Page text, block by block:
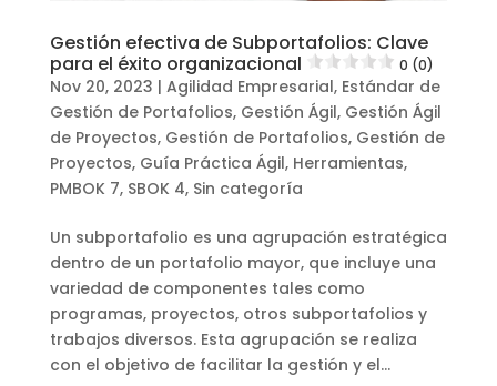
Gestión efectiva de Subportafolios: Clave
para el éxito organizacional
0 (0)
Nov 20, 2023 | Agilidad Empresarial, Estándar de
Gestión de Portafolios, Gestión Ágil, Gestión Ágil
de Proyectos, Gestión de Portafolios, Gestión de
Proyectos, Guía Práctica Ágil, Herramientas,
PMBOK 7, SBOK 4, Sin categoría
Un subportafolio es una agrupación estratégica
dentro de un portafolio mayor, que incluye una
variedad de componentes tales como
programas, proyectos, otros subportafolios y
trabajos diversos. Esta agrupación se realiza
con el objetivo de facilitar la gestión y el...